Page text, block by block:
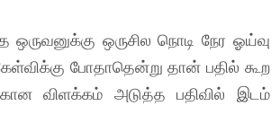
ஒருசில நொடி நேர ஓய்வு
போதாதென்று தான் பதில் கூற
விளக்கம் அடுத்த பதிவில் இடம்